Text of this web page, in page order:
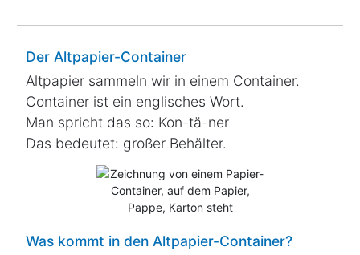
Der Altpapier-Container
Altpapier sammeln wir in einem Container.
Container ist ein englisches Wort.
Man spricht das so: Kon-tä-ner
Das bedeutet: großer Behälter.
Was kommt in den Altpapier-Container?